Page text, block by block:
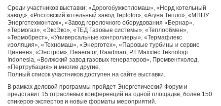
Среди участников выставки: «Дорогобужкотломаш», «Норд котельный
завод», «Ростовский котельный завод Teplofor», «Агуна Тепло», «МПНУ
Энерготехмонтаж», «Завод горелочного оборудования «Бернар»,
«Термогаз», «ЭксЭко», «ТЕД Газовые системы», «Теплообмен»,
«Термобрест», «Универсальные контроллеры», «Термафлекс
изоляция», «Техномаш», «Энерготех», «Паровые турбины и сервис
Циннен», «Энстром», Deaerator, Raadman, PT Maxxtec Teknologi
Indonesia, «Волжский завод газовых генераторов», Промвентхолод,
«Пертрубация» и многие другие.
Полный список участников доступен на сайте выставки.
В рамках деловой программы пройдет Энергетический Форум и
представит 15 отраслевых конференций на одной площадке, более 150
спикеров-экспертов и новые форматы мероприятий.